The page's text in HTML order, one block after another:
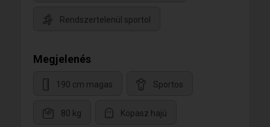
Rendszertelenül sportol
Megjelenés
190 cm magas Sportos
80 kg Kopasz hajú